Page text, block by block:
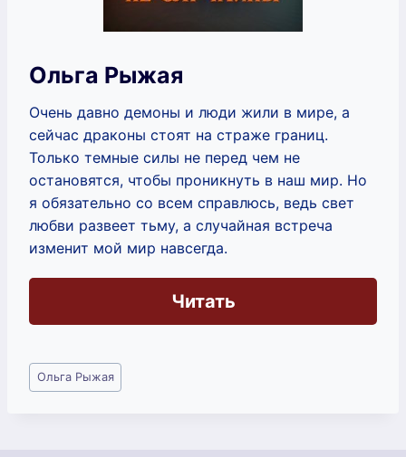
Ольга Рыжая
Очень давно демоны и люди жили в мире, а
сейчас драконы стоят на страже границ.
Только темные силы не перед чем не
остановятся, чтобы проникнуть в наш мир. Но
я обязательно со всем справлюсь, ведь свет
любви развеет тьму, а случайная встреча
изменит мой мир навсегда.
Читать
Метки
записи:
Ольга Рыжая